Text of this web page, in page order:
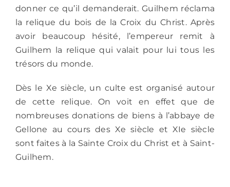
donner ce qu’il demanderait. Guilhem réclama
la relique du bois de la Croix du Christ. Après
avoir beaucoup hésité, l’empereur remit à
Guilhem la relique qui valait pour lui tous les
trésors du monde.
Dès le Xe siècle, un culte est organisé autour
de cette relique. On voit en effet que de
nombreuses donations de biens à l’abbaye de
Gellone au cours des Xe siècle et XIe siècle
sont faites à la Sainte Croix du Christ et à Saint-
Guilhem.